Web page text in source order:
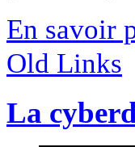
En savoir
Old Links
La